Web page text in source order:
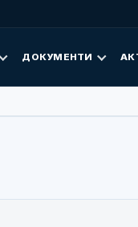
ДОКУМЕНТИ